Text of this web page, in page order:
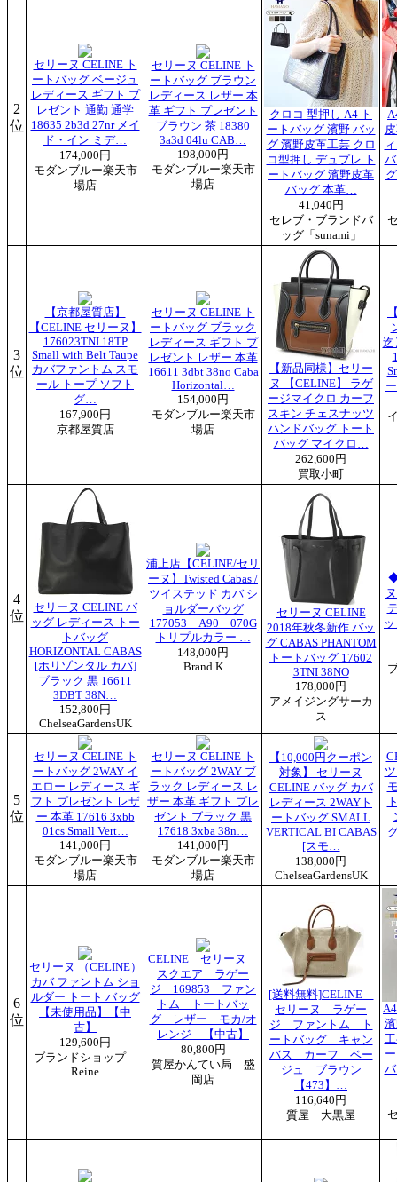
2
位
セリーヌ CELINE ト
ートバッグ ベージュ
レディース ギフト プ
レゼント 通勤 通学
18635 2b3d 27nr メイ
ド・イン ミデ…
174,000円
モダンブルー楽天市
場店
セリーヌ CELINE ト
ートバッグ ブラウン
レディース レザー 本
革 ギフト プレゼント
ブラウン 茶 18380
3a3d 04lu CAB…
198,000円
モダンブルー楽天市
場店
クロコ 型押し A4 ト
ートバッグ 濱野 バッ
グ 濱野皮革工芸 クロ
コ型押し デュプレ ト
ートバッグ 濱野皮革
バッグ 本革…
41,040円
セレブ・ブランドバ
ッグ「sunami」
3
位
【京都屋質店】
【CELINE セリーヌ】
176023TNI.18TP
Small with Belt Taupe
カバファントム スモ
ール トープ ソフト
グ…
167,900円
京都屋質店
セリーヌ CELINE ト
ートバッグ ブラック
レディース ギフト プ
レゼント レザー 本革
16611 3dbt 38no Caba
Horizontal…
154,000円
モダンブルー楽天市
場店
【新品同様】セリー
ヌ 【CELINE】 ラゲ
ージマイクロ カーフ
スキン チェスナッツ
ハンドバッグ トート
バッグ マイクロ…
262,600円
買取小町
迄
4
位
セリーヌ CELINE バ
ッグ レディース トー
トバッグ
HORIZONTAL CABAS
[ホリゾンタル カバ]
ブラック 黒 16611
3DBT 38N…
152,800円
ChelseaGardensUK
浦上店【CELINE/セリ
ーヌ】Twisted Cabas /
ツイステッド カバ シ
ョルダーバッグ
177053 A90 070G
トリプルカラー …
148,000円
Brand K
セリーヌ CELINE
2018年秋冬新作 バッ
グ CABAS PHANTOM
トートバッグ 17602
3TNI 38NO
178,000円
アメイジングサーカ
ス
◆
5
位
セリーヌ CELINE ト
ートバッグ 2WAY イ
エロー レディース ギ
フト プレゼント レザ
ー 本革 17616 3xbb
01cs Small Vert…
141,000円
モダンブルー楽天市
場店
セリーヌ CELINE ト
ートバッグ 2WAY ブ
ラック レディース レ
ザー 本革 ギフト プレ
ゼント ブラック 黒
17618 3xba 38n…
141,000円
モダンブルー楽天市
場店
【10,000円クーポン
対象】 セリーヌ
CELINE バッグ カバ
レディース 2WAYト
ートバッグ SMALL
VERTICAL BI CABAS
[スモ…
138,000円
ChelseaGardensUK
6
位
セリーヌ （CELINE）
カバ ファントム ショ
ルダー トート バッグ
【未使用品】【中
古】
129,600円
ブランドショップ
Reine
CELINE セリーヌ
スクエア ラゲー
ジ 169853 ファン
トム トートバッ
グ レザー モカ/オ
レンジ 【中古】
80,800円
質屋かんてい局 盛
岡店
[送料無料]CELINE
セリーヌ ラゲー
ジ ファントム ト
ートバッグ キャン
バス カーフ ベー
ジュ ブラウン
【473】…
116,640円
質屋 大黒屋